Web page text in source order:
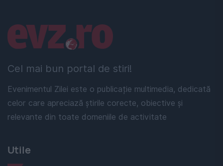
Cel mai bun portal de stiri!
Evenimentul Zilei este o publicație multimedia, dedicată
celor care apreciază știrile corecte, obiective și
relevante din toate domeniile de activitate
Linkuri utile
Utile